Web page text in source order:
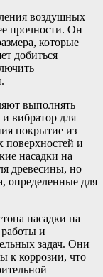
воздушных
прочности. Он
которые
добиться
выполнять
вибратор для
покрытие из
поверхностей и
насадки на
древесины, но
определенные для
насадки на
работы и
задач. Они
к коррозии, что